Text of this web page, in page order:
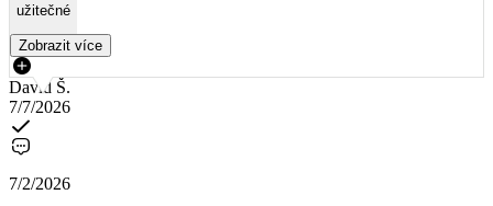
užitečné
Zobrazit více
David Š.
7/7/2026
7/2/2026